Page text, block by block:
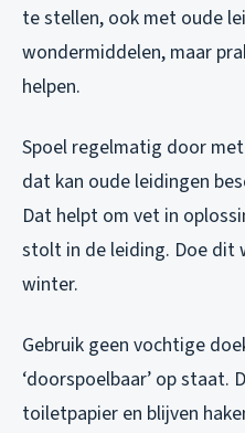
te stellen, ook met oude
wondermiddelen, maar
helpen.
Spoel regelmatig door
dat kan oude leidingen
Dat helpt om vet in
stolt in de leiding. Doe dit
winter.
Gebruik geen vochtige
‘doorspoelbaar’ op staat.
toiletpapier en blijven